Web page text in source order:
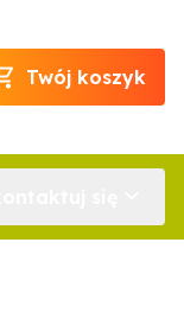
Twój koszyk